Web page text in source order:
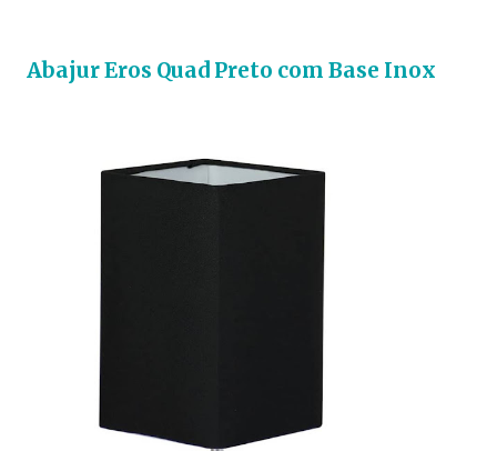
Abajur Eros Quad Preto com Base Inox